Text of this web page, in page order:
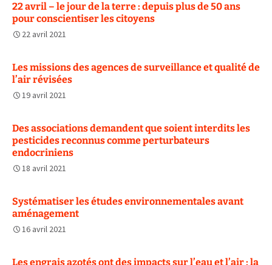
22 avril – le jour de la terre : depuis plus de 50 ans
pour conscientiser les citoyens
22 avril 2021
Les missions des agences de surveillance et qualité de
l’air révisées
19 avril 2021
Des associations demandent que soient interdits les
pesticides reconnus comme perturbateurs
endocriniens
18 avril 2021
Systématiser les études environnementales avant
aménagement
16 avril 2021
Les engrais azotés ont des impacts sur l’eau et l’air : la